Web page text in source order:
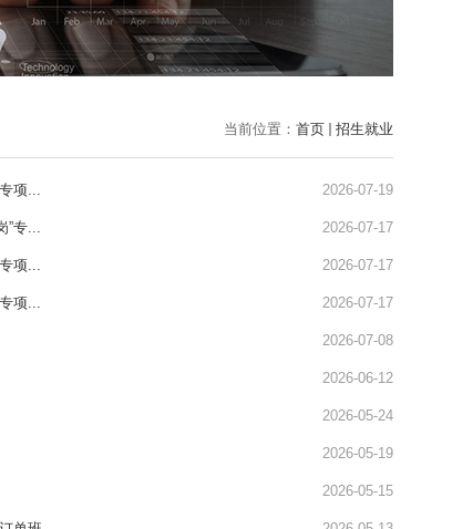
当前位置： 首页 招生就业
项... 2026-07-19
”专... 2026-07-17
项... 2026-07-17
项... 2026-07-17
2026-07-08
2026-06-12
2026-05-24
2026-05-19
2026-05-15